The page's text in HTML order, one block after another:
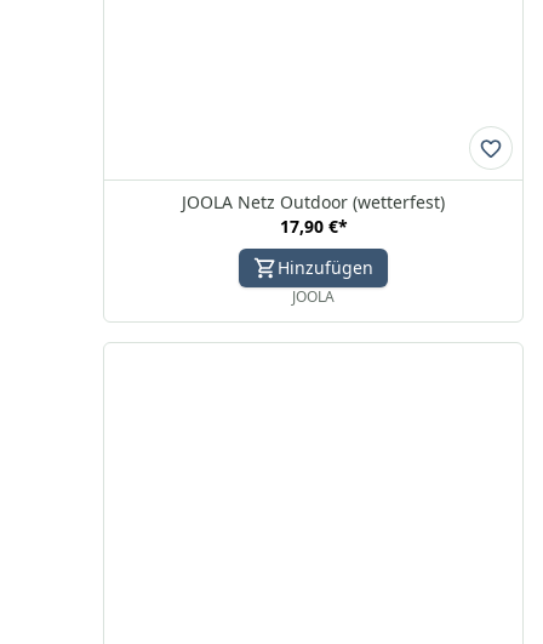
JOOLA Netz Outdoor (wetterfest)
17,90 €*
Hinzufügen
JOOLA